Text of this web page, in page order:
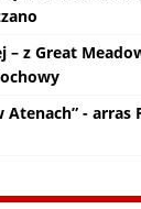
– z Great
Atenach” - arras